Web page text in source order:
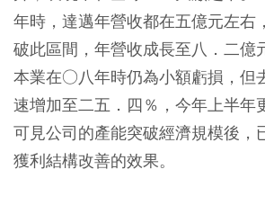
年時，達邁年營收都在五億元左右
破此區間，年營收成長至八．二億
本業在○八年時仍為小額虧損，但
速增加至二五．四％，今年上半年
可見公司的產能突破經濟規模後，
獲利結構改善的效果。